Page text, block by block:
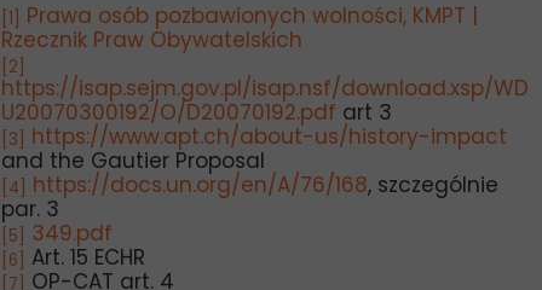
[1]
Prawa osób pozbawionych wolności, KMPT |
Rzecznik Praw Obywatelskich
[2]
https://isap.sejm.gov.pl/isap.nsf/download.xsp/WD
U20070300192/O/D20070192.pdf art 3
[3]
https://www.apt.ch/about-us/history-impact
and the Gautier Proposal
[4] https://docs.un.org/en/A/76/168, szczególnie
par. 3
[5] 349.pdf
[6] Art. 15 ECHR
[7] OP-CAT art. 4